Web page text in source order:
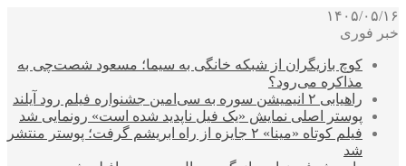
۱۴۰۵/۰۵/۱۶
خبر فوری
کوچ بازیگران از شبکه خانگی به سیما؛ مسعود شصت‌چی به
مذاکره می‌رود؟
راهیابی ۲ انیمیشن سوره به سی‌امین جشنواره فیلم رود آیلند
پوستر اصلی نمایش «یک فیل ناپدید شده است» رونمایی شد
فیلم کوتاه «مینا» ۲ جایزه از راه ابریشم گرفت؛ پوستر منتشر
شد